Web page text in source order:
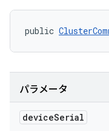
public
パラメータ
deviceSerial